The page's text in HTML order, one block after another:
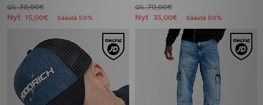
Oli30,00€
Nyt 15,00€ Säästä 50%
Oli70,00€
Nyt 35,00€ Säästä 50%